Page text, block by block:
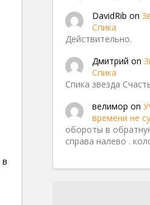
DavidRib on
Спика
Действительно.
Дмитрий on
Спика
Спика звезда
велимор on
времени не
обороты в
справа налево .